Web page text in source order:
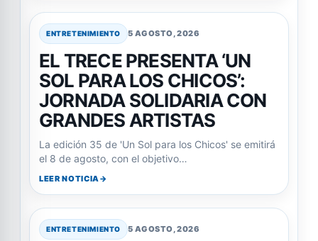
ENTRETENIMIENTO 5 AGOSTO, 2026
EL TRECE PRESENTA ‘UN
SOL PARA LOS CHICOS’:
JORNADA SOLIDARIA CON
GRANDES ARTISTAS
La edición 35 de 'Un Sol para los Chicos' se emitirá
el 8 de agosto, con el objetivo…
LEER NOTICIA
ENTRETENIMIENTO 5 AGOSTO, 2026